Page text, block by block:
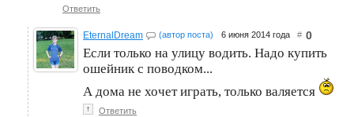
Ответить
EternalDream (автор поста) 6 июня 2014 года # 0
Если только на улицу водить. Надо купить
ошейник с поводком...
А дома не хочет играть, только валяется
↑ Ответить